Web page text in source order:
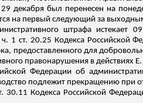
декабря был перенесен на
на первый следующий за
штрафа
1 ст. 20.25 Кодекса Российской
предоставленного для
правонарушения в действиях
Федерации об
подлежит прекращению при
30.11 Кодекса Российской